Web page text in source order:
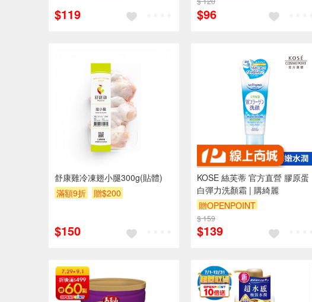
$119 $96
舒康雞冷凍翅小腿300g(貼體)
滿額9折
贈$200
$150
KOSE 絲芙蒂 官方直營 膠原蛋
白彈力洗顏霜 | 購綺麗
贈OPENPOINT
$ 159
$139